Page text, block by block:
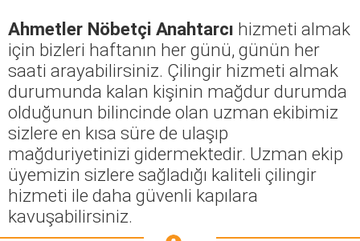
Ahmetler Nöbetçi Anahtarcı hizmeti almak
için bizleri haftanın her günü, günün her
saati arayabilirsiniz. Çilingir hizmeti almak
durumunda kalan kişinin mağdur durumda
olduğunun bilincinde olan uzman ekibimiz
sizlere en kısa süre de ulaşıp
mağduriyetinizi gidermektedir. Uzman ekip
üyemizin sizlere sağladığı kaliteli çilingir
hizmeti ile daha güvenli kapılara
kavuşabilirsiniz.